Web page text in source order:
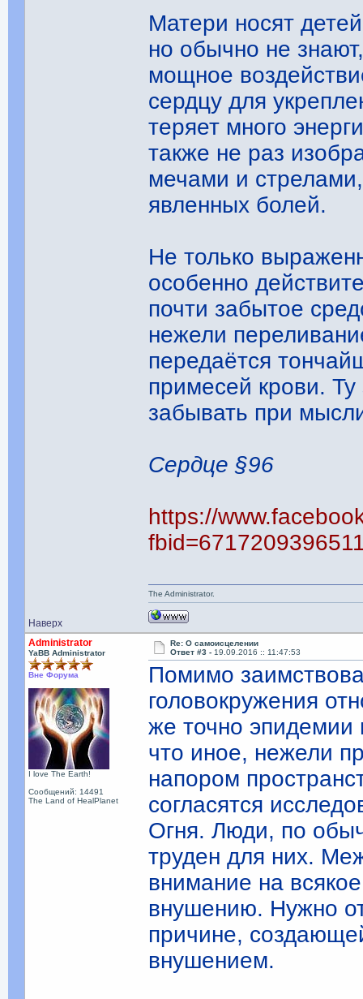
Матери носят
но обычно не
мощное
сердцу для
теряет много
также не раз
мечами и
явленных болей.
Не только
особенно
почти забытое
нежели
передаётся
примесей крови.
забывать при
Сердце §96
https://
Наверх
The Administrator.
Administrator
YaBB Administrator
Вне Форума
I love The Earth!
Сообщений: 14491
The Land of HealPlanet
Re: О самоисцелении
Ответ #3 - 19.09.2016 :: 11:47:53
Помимо
головокружения
же точно эпидемии
что иное, нежели
напором
согласятся
Огня. Люди, по
труден для них.
внимание на
внушению. Нужно
причине,
внушением.